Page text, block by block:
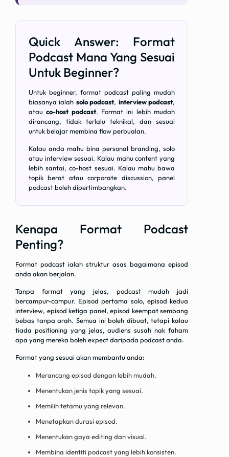
Quick Answer: Format
Podcast Mana Yang Sesuai
Untuk Beginner?
Untuk beginner, format podcast paling mudah
biasanya ialah solo podcast, interview podcast,
atauco-host podcast. Format ini lebih mudah
dirancang, tidak terlalu teknikal, dan sesuai
untuk belajar membina flow perbualan.
Kalau anda mahu bina personal branding, solo
atau interview sesuai. Kalau mahu content yang
lebih santai, co-host sesuai. Kalau mahu bawa
topik berat atau corporate discussion, panel
podcast boleh dipertimbangkan.
Kenapa Format Podcast
Penting?
Format podcast ialah struktur asas bagaimana episod
anda akan berjalan.
Tanpa format yang jelas, podcast mudah jadi
bercampur-campur. Episod pertama solo, episod kedua
interview, episod ketiga panel, episod keempat sembang
bebas tanpa arah. Semua ini boleh dibuat, tetapi kalau
tiada positioning yang jelas, audiens susah nak faham
apa yang mereka boleh expect daripada podcast anda.
Format yang sesuai akan membantu anda:
Merancang episod dengan lebih mudah.
Menentukan jenis topik yang sesuai.
Memilih tetamu yang relevan.
Menetapkan durasi episod.
Menentukan gaya editing dan visual.
Membina identiti podcast yang lebih konsisten.